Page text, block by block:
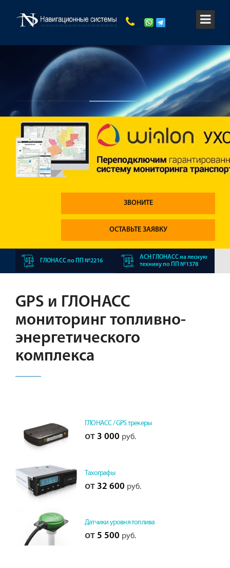
ЗВОНИТЕ
ОСТАВЬТЕ ЗАЯВКУ
ГЛОНАСС по ПП №2216
АСН ГЛОНАСС на лесную
технику по ПП №1378
GPS и ГЛОНАСС
мониторинг топливно-
энергетического
комплекса
ГЛОНАСС / GPS трекеры
от 3 000 руб.
Тахографы
от 32 600 руб.
Датчики уровня топлива
от 5 500 руб.